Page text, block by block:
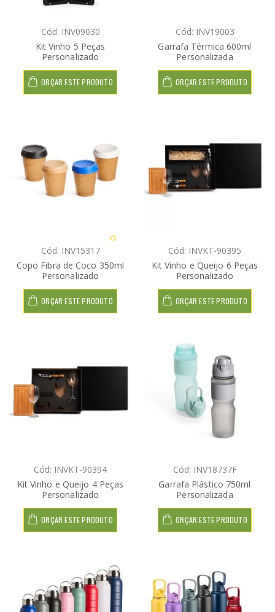
Cód: INV09030
Kit Vinho 5 Peças
Personalizado
ORÇAR ESTE PRODUTO
Cód: INV19003
Garrafa Térmica 600ml
Personalizada
ORÇAR ESTE PRODUTO
Cód: INV15317
Copo Fibra de Coco 350ml
Personalizado
ORÇAR ESTE PRODUTO
Cód: INVKT-90395
Kit Vinho e Queijo 6 Peças
Personalizado
ORÇAR ESTE PRODUTO
Cód: INVKT-90394
Kit Vinho e Queijo 4 Peças
Personalizado
ORÇAR ESTE PRODUTO
Cód: INV18737F
Garrafa Plástico 750ml
Personalizada
ORÇAR ESTE PRODUTO